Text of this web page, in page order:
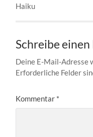
Haiku
Schreibe
Deine E-Mail-Adresse
Erforderliche Felder
Kommentar *